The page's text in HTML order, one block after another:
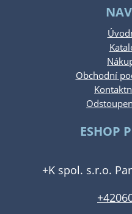
Obchodní
ESHOP
+K spol. s.r.o.